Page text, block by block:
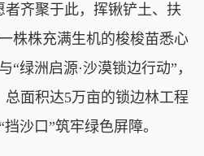
者齐聚于此，挥锹铲土、扶
株株充满生机的梭梭苗悉心
绿洲启源·沙漠锁边行动”，
面积达5万亩的锁边林工程
沙口”筑牢绿色屏障。